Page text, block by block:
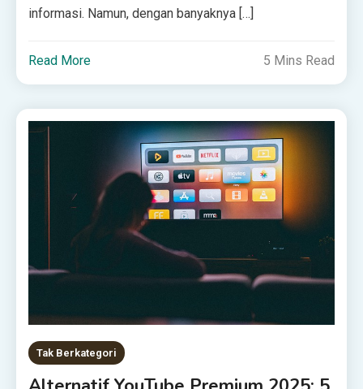
informasi. Namun, dengan banyaknya […]
Read More 5 Mins Read
Tak Berkategori